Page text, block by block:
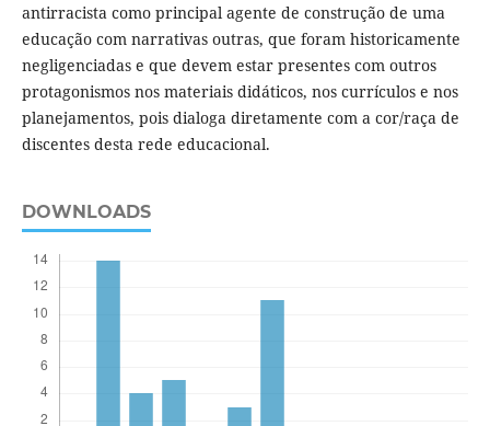
antirracista como principal agente de construção de uma
educação com narrativas outras, que foram historicamente
negligenciadas e que devem estar presentes com outros
protagonismos nos materiais didáticos, nos currículos e nos
planejamentos, pois dialoga diretamente com a cor/raça de
discentes desta rede educacional.
DOWNLOADS